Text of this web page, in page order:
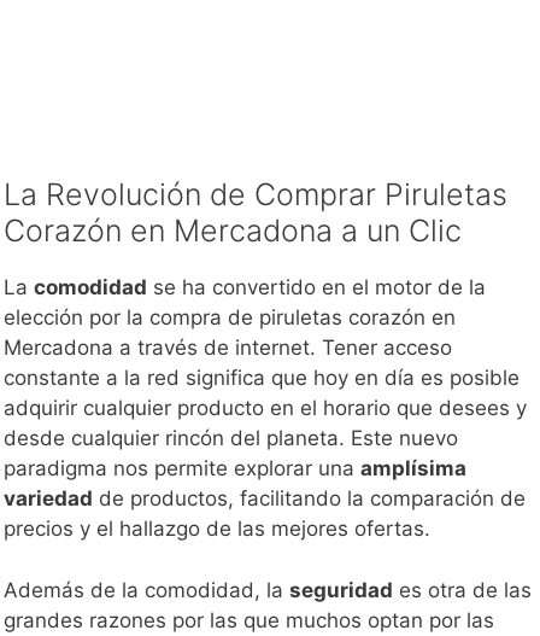
La Revolución de Comprar Piruletas
Corazón en Mercadona a un Clic
La comodidad se ha convertido en el motor de la
elección por la compra de piruletas corazón en
Mercadona a través de internet. Tener acceso
constante a la red significa que hoy en día es posible
adquirir cualquier producto en el horario que desees y
desde cualquier rincón del planeta. Este nuevo
paradigma nos permite explorar una amplísima
variedad de productos, facilitando la comparación de
precios y el hallazgo de las mejores ofertas.
Además de la comodidad, la seguridad es otra de las
grandes razones por las que muchos optan por las